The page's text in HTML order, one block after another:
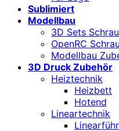
Sublimiert
Modellbau
3D Sets
OpenRC
Modellbau
3D Druck Zubehör
Heiztechnik
Heizbett
Hotend
Lineartechnik